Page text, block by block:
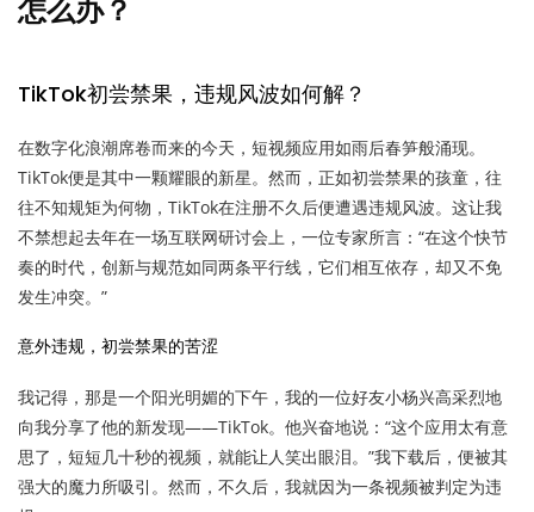
怎么办？
TikTok初尝禁果，违规风波如何解？
在数字化浪潮席卷而来的今天，短视频应用如雨后春笋般涌现。
TikTok便是其中一颗耀眼的新星。然而，正如初尝禁果的孩童，往
往不知规矩为何物，TikTok在注册不久后便遭遇违规风波。这让我
不禁想起去年在一场互联网研讨会上，一位专家所言：“在这个快节
奏的时代，创新与规范如同两条平行线，它们相互依存，却又不免
发生冲突。”
意外违规，初尝禁果的苦涩
我记得，那是一个阳光明媚的下午，我的一位好友小杨兴高采烈地
向我分享了他的新发现——TikTok。他兴奋地说：“这个应用太有意
思了，短短几十秒的视频，就能让人笑出眼泪。”我下载后，便被其
强大的魔力所吸引。然而，不久后，我就因为一条视频被判定为违